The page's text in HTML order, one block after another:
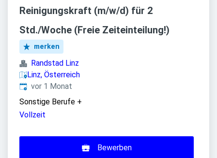
Reinigungskraft (m/w/d) für 2
Std./Woche (Freie Zeiteinteilung!)
merken
Randstad Linz
Linz, Österreich
Veröffentlicht:
vor 1 Monat
Sonstige Berufe +
Vollzeit
Bewerben